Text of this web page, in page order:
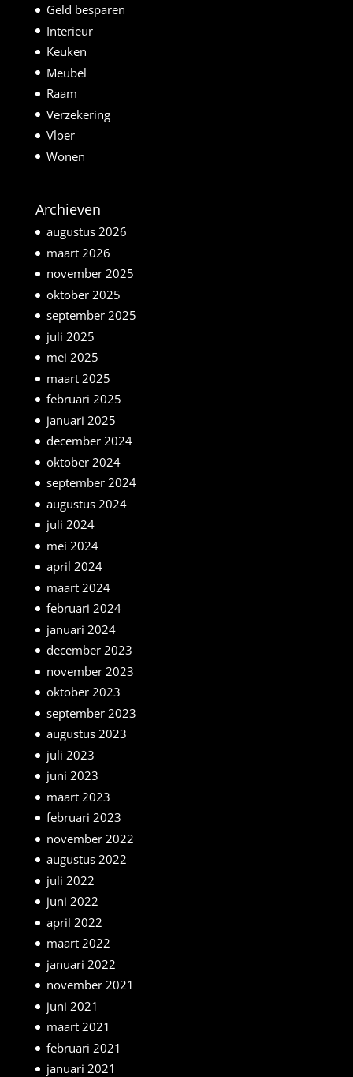
Geld besparen
Interieur
Keuken
Meubel
Raam
Verzekering
Vloer
Wonen
Archieven
augustus 2026
maart 2026
november 2025
oktober 2025
september 2025
juli 2025
mei 2025
maart 2025
februari 2025
januari 2025
december 2024
oktober 2024
september 2024
augustus 2024
juli 2024
mei 2024
april 2024
maart 2024
februari 2024
januari 2024
december 2023
november 2023
oktober 2023
september 2023
augustus 2023
juli 2023
juni 2023
maart 2023
februari 2023
november 2022
augustus 2022
juli 2022
juni 2022
april 2022
maart 2022
januari 2022
november 2021
juni 2021
maart 2021
februari 2021
januari 2021